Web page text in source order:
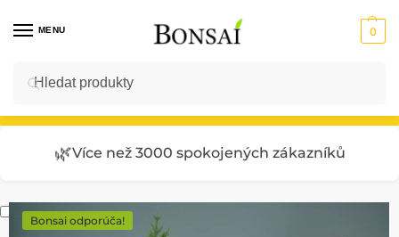
MENU 0
Vstup do E-SHOPU
🌿Více než 3000 spokojených zákazníků
Bonsai odporúča!